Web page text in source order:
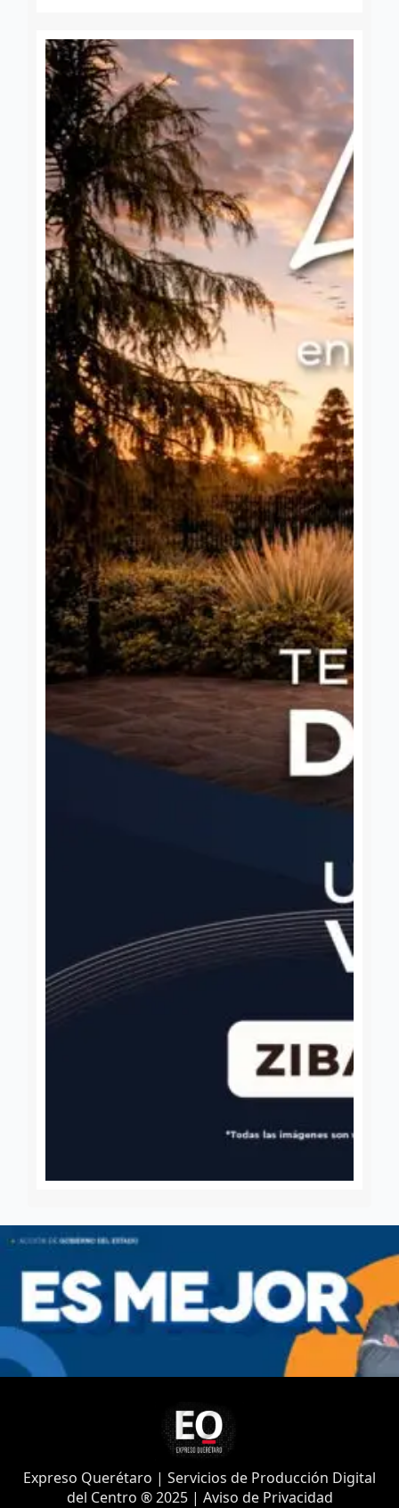
Expreso Querétaro | Servicios de Producción Digital
del Centro ® 2025 | Aviso de Privacidad